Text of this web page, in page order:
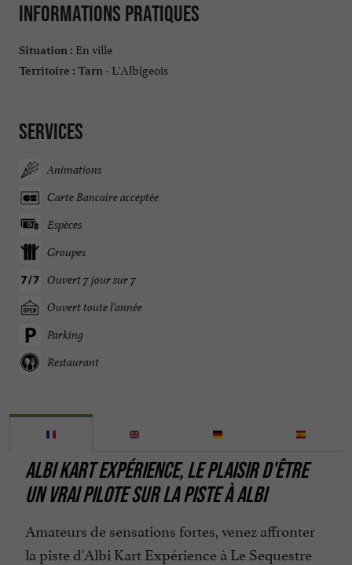
Informations pratiques
Situation : En ville
Territoire : Tarn - L'Albigeois
Services
Animations
Carte Bancaire acceptée
Espèces
Groupes
Ouvert 7 jour sur 7
Ouvert toute l'année
Parking
Restaurant
ALBI KART EXPÉRIENCE, LE PLAISIR D'ÊTRE
UN VRAI PILOTE SUR LA PISTE À ALBI
Amateurs de sensations fortes, venez affronter
la piste d'Albi Kart Expérience à Le Sequestre